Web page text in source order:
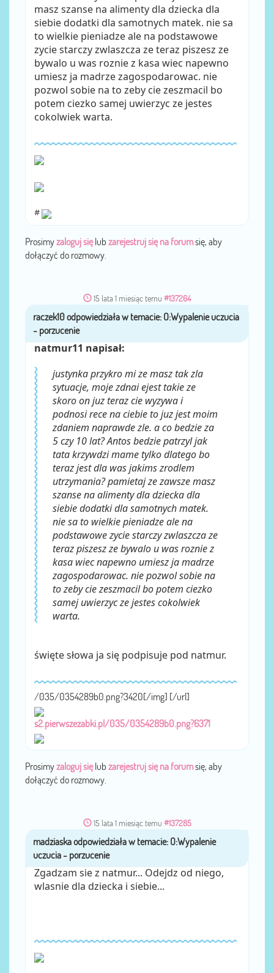
masz szanse na alimenty dla dziecka dla
siebie dodatki dla samotnych matek. nie sa
to wielkie pieniadze ale na podstawowe
zycie starczy zwlaszcza ze teraz piszesz ze
bywalo u was roznie z kasa wiec napewno
umiesz ja madrze zagospodarowac. nie
pozwol sobie na to zeby cie zeszmacil bo
potem ciezko samej uwierzyc ze jestes
cokolwiek warta.
#
Prosimyzaloguj sięlub zarejestruj się na forumsię, aby
dołączyć do rozmowy.
15 lata 1 miesiąc temu #137264
przezraczek10
natmur11 napisał:
justynka przykro mi ze masz tak zla
sytuacje, moje zdnai ejest takie ze
skoro on juz teraz cie wyzywa i
podnosi rece na ciebie to juz jest moim
zdaniem naprawde zle. a co bedzie za
5 czy 10 lat? Antos bedzie patrzyl jak
tata krzywdzi mame tylko dlatego bo
teraz jest dla was jakims zrodlem
utrzymania? pamietaj ze zawsze masz
szanse na alimenty dla dziecka dla
siebie dodatki dla samotnych matek.
nie sa to wielkie pieniadze ale na
podstawowe zycie starczy zwlaszcza ze
teraz piszesz ze bywalo u was roznie z
kasa wiec napewno umiesz ja madrze
zagospodarowac. nie pozwol sobie na
to zeby cie zeszmacil bo potem ciezko
samej uwierzyc ze jestes cokolwiek
warta.
święte słowa ja się podpisuje pod natmur.
/035/0354289b0.png?3420[/img] [/url]
s2.pierwszezabki.pl/035/0354289b0.png?6371
Prosimyzaloguj sięlub zarejestruj się na forumsię, aby
dołączyć do rozmowy.
15 lata 1 miesiąc temu #137285
przezmadziaska
Zgadzam sie z natmur... Odejdz od niego,
wlasnie dla dziecka i siebie...